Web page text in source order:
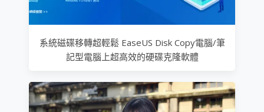
系統磁碟移轉超輕鬆 EaseUS Disk Copy電腦/筆
記型電腦上超高效的硬碟克隆軟體